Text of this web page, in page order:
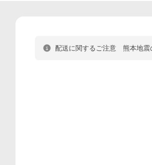
配送に関するご注意 熊本地震